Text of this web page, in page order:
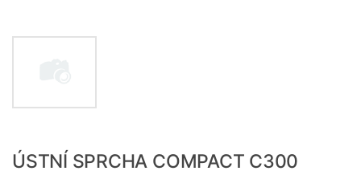
ÚSTNÍ SPRCHA COMPACT C300